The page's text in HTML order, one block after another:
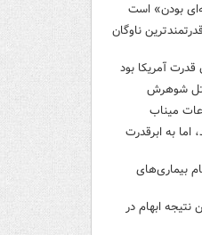
بودن» است
ناوگان
قدرت آمریکا بود
قتل شوهرش
اما به ابرقدرت
بیماری‌های
ابهام در